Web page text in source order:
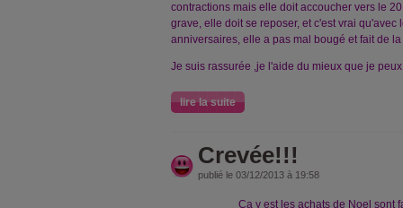
contractions mais elle doit accoucher vers le
grave, elle doit se reposer, et c'est vrai qu'avec
anniversaires, elle a pas mal bougé et fait de
Je suis rassurée ,je l'aide du mieux que je peux
lire la suite
Crevée!!!
publié le 03/12/2013 à 19:58
Ca y est les achats de Noel sont